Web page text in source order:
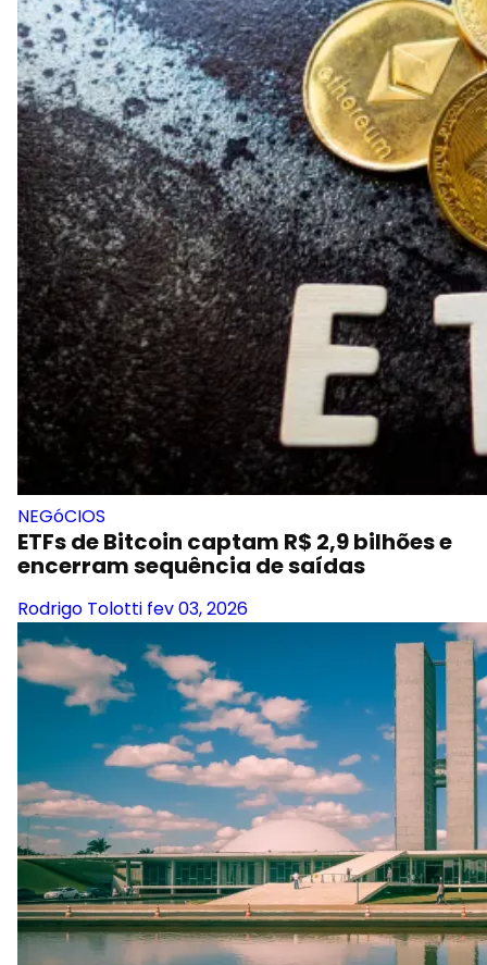
NEGóCIOS
ETFs de Bitcoin captam R$ 2,9 bilhões e
encerram sequência de saídas
Rodrigo Tolotti fev 03, 2026